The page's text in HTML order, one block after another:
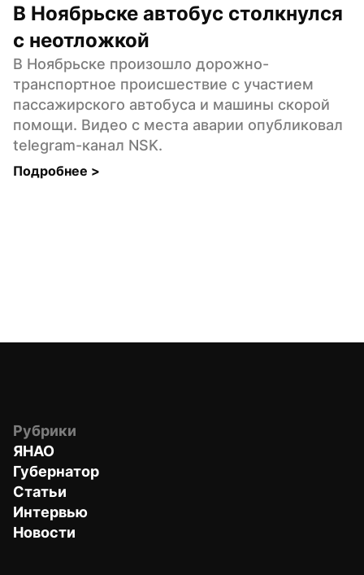
В Ноябрьске автобус столкнулся
с неотложкой
В Ноябрьске произошло дорожно-
транспортное происшествие с участием
пассажирского автобуса и машины скорой
помощи. Видео с места аварии опубликовал
telegram-канал NSK.
Подробнее >
Рубрики
ЯНАО
Губернатор
Статьи
Интервью
Новости